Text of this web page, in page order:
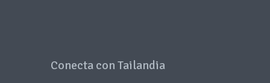
Conecta con Tailandia